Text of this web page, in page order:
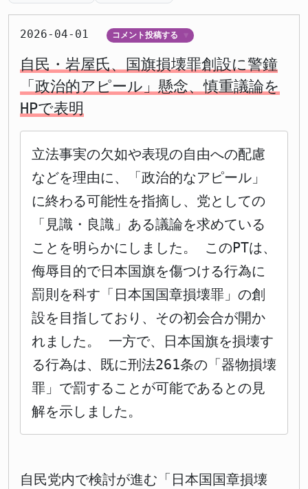
2026-04-01 コメント投稿する ▼
自民・岩屋氏、国旗損壊罪創設に警鐘
「政治的アピール」懸念、慎重議論を
HPで表明
立法事実の欠如や表現の自由への配慮
などを理由に、「政治的なアピール」
に終わる可能性を指摘し、党としての
「見識・良識」ある議論を求めている
ことを明らかにしました。 このPTは、
侮辱目的で日本国旗を傷つける行為に
罰則を科す「日本国国章損壊罪」の創
設を目指しており、その初会合が開か
れました。 一方で、日本国旗を損壊す
る行為は、既に刑法261条の「器物損壊
罪」で罰することが可能であるとの見
解を示しました。
自民党内で検討が進む「日本国国章損壊